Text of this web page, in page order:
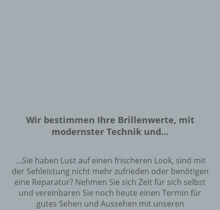
Wir bestimmen Ihre Brillenwerte, mit
modernster Technik und...
...Sie haben Lust auf einen frischeren Look, sind mit
der Sehleistung nicht mehr zufrieden oder benötigen
eine Reparatur? Nehmen Sie sich Zeit für sich selbst
und vereinbaren Sie noch heute einen Termin für
gutes Sehen und Aussehen mit unseren